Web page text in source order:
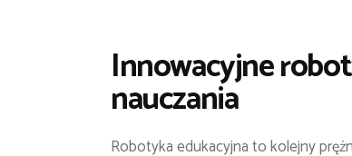
Innowacyjne
nauczania
Robotyka edukacyjna to kolejny